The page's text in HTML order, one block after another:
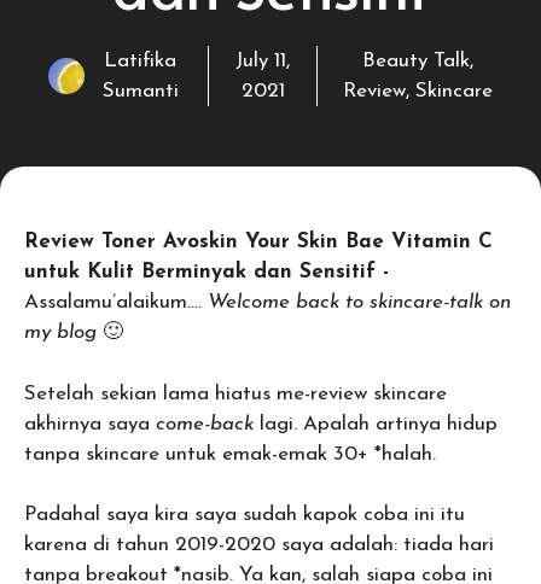
Latifika
Sumanti
July 11,
2021
Beauty Talk,
Review, Skincare
Review Toner Avoskin Your Skin Bae Vitamin C
untuk Kulit Berminyak dan Sensitif -
Assalamu’alaikum…. Welcome back to skincare-talk on
my blog 🙂
Setelah sekian lama hiatus me-review skincare
akhirnya saya come-back lagi. Apalah artinya hidup
tanpa skincare untuk emak-emak 30+ *halah.
Padahal saya kira saya sudah kapok coba ini itu
karena di tahun 2019-2020 saya adalah: tiada hari
tanpa breakout *nasib. Ya kan, salah siapa coba ini